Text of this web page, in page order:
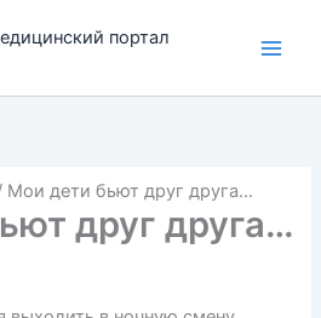
портал
Мои дети бьют друг друга…
друг друга…